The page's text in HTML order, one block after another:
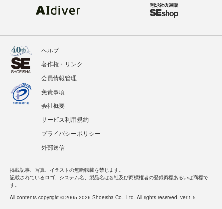
ヘルプ
著作権・リンク
会員情報管理
免責事項
会社概要
サービス利用規約
プライバシーポリシー
外部送信
掲載記事、写真、イラストの無断転載を禁じます。
記載されているロゴ、システム名、製品名は各社及び商標権者の登録商標あるいは商標で
す。
All contents copyright © 2005-2026 Shoeisha Co., Ltd. All rights reserved. ver.1.5